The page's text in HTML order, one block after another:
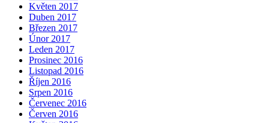
Květen 2017
Duben 2017
Březen 2017
Únor 2017
Leden 2017
Prosinec 2016
Listopad 2016
Říjen 2016
Srpen 2016
Červenec 2016
Červen 2016